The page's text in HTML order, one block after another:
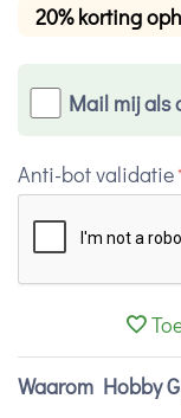
20% korting
Mail mij als
Anti-bot validatie
Waarom Hobby